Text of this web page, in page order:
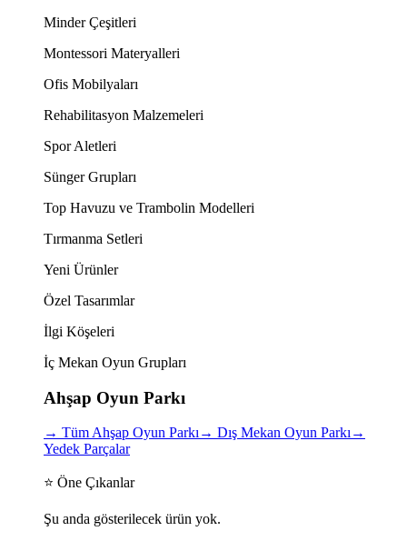
Minder Çeşitleri
Montessori Materyalleri
Ofis Mobilyaları
Rehabilitasyon Malzemeleri
Spor Aletleri
Sünger Grupları
Top Havuzu ve Trambolin Modelleri
Tırmanma Setleri
Yeni Ürünler
Özel Tasarımlar
İlgi Köşeleri
İç Mekan Oyun Grupları
Ahşap Oyun Parkı
→ Tüm Ahşap Oyun Parkı→ Dış Mekan Oyun Parkı→
Yedek Parçalar
⭐ Öne Çıkanlar
Şu anda gösterilecek ürün yok.